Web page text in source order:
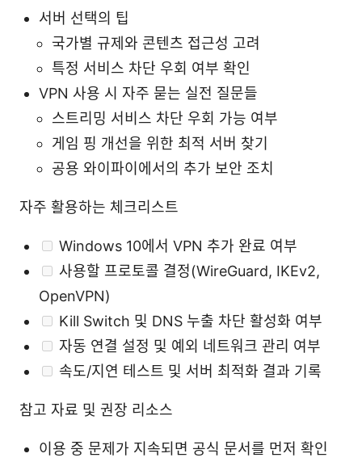
서버 선택의 팁
국가별 규제와 콘텐츠 접근성 고려
특정 서비스 차단 우회 여부 확인
VPN 사용 시 자주 묻는 실전 질문들
스트리밍 서비스 차단 우회 가능 여부
게임 핑 개선을 위한 최적 서버 찾기
공용 와이파이에서의 추가 보안 조치
자주 활용하는 체크리스트
Windows 10에서 VPN 추가 완료 여부
사용할 프로토콜 결정(WireGuard, IKEv2,
OpenVPN)
Kill Switch 및 DNS 누출 차단 활성화 여부
자동 연결 설정 및 예외 네트워크 관리 여부
속도/지연 테스트 및 서버 최적화 결과 기록
참고 자료 및 권장 리소스
이용 중 문제가 지속되면 공식 문서를 먼저 확인